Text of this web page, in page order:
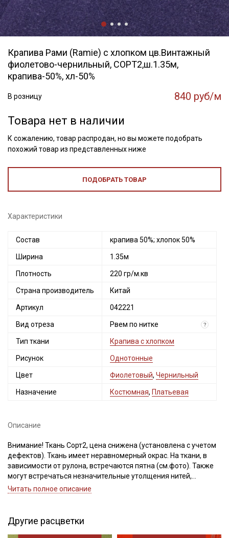
Крапива Рами (Ramie) с хлопком цв.Винтажный
фиолетово-чернильный, СОРТ2,ш.1.35м,
крапива-50%, хл-50%
В розницу 840 руб/м
Товара нет в наличии
К сожалению, товар распродан, но вы можете подобрать
похожий товар из представленных ниже
ПОДОБРАТЬ ТОВАР
Характеристики
Состав крапива 50%; хлопок 50%
Ширина 1.35м
Плотность 220 гр/м.кв
Страна производитель Китай
Артикул 042221
Вид отреза Рвем по нитке ?
Тип ткани Крапива с хлопком
Рисунок Однотонные
Цвет Фиолетовый, Чернильный
Назначение Костюмная, Платьевая
Описание
Внимание! Ткань Сорт2, цена снижена (установлена с учетом
дефектов). Ткань имеет неравномерный окрас. На ткани, в
зависимости от рулона, встречаются пятна (см.фото). Также
могут встречаться незначительные утолщения нитей,
вкрапление нитей другого цвета, ширина ткани ±2см.
Просим учитывать это при заказе.
Ткань Крапива Рами (ramie) – эко-ткань, сырьем для которой
Читать полное описание
Другие расцветки